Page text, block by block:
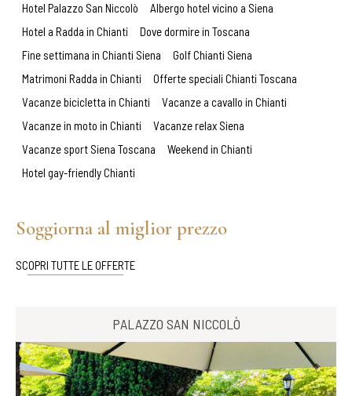
Hotel Palazzo San Niccolò
Albergo hotel vicino a Siena
Hotel a Radda in Chianti
Dove dormire in Toscana
Fine settimana in Chianti Siena
Golf Chianti Siena
Matrimoni Radda in Chianti
Offerte speciali Chianti Toscana
Vacanze bicicletta in Chianti
Vacanze a cavallo in Chianti
Vacanze in moto in Chianti
Vacanze relax Siena
Vacanze sport Siena Toscana
Weekend in Chianti
Hotel gay-friendly Chianti
Soggiorna al miglior prezzo
SCOPRI TUTTE LE OFFERTE
PALAZZO SAN NICCOLÒ